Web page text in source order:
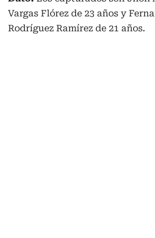
Vargas Flórez de 23 años y
Rodríguez Ramírez de 21 años.